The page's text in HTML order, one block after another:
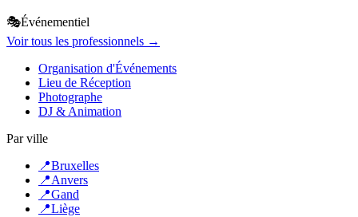
🎭Événementiel
Voir tous les professionnels →
Organisation d'Événements
Lieu de Réception
Photographe
DJ & Animation
Par ville
📍Bruxelles
📍Anvers
📍Gand
📍Liège